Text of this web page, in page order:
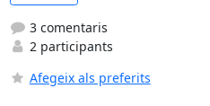
3 comentaris
2 participants
Afegeix als preferits